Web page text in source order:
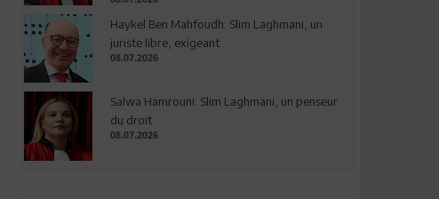
Haykel Ben Mahfoudh: Slim Laghmani, un
juriste libre, exigeant
08.07.2026
Salwa Hamrouni: Slim Laghmani, un penseur
du droit
08.07.2026